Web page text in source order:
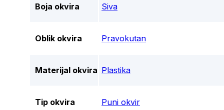
Boja okvira Siva
Oblik okvira Pravokutan
Materijal okvira Plastika
Tip okvira Puni okvir